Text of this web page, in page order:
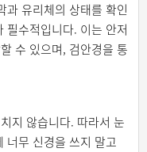
과 유리체의 상태를 확인
필수적입니다. 이는 안저
수 있으며, 검안경을 통
지 않습니다. 따라서 눈
너무 신경을 쓰지 말고